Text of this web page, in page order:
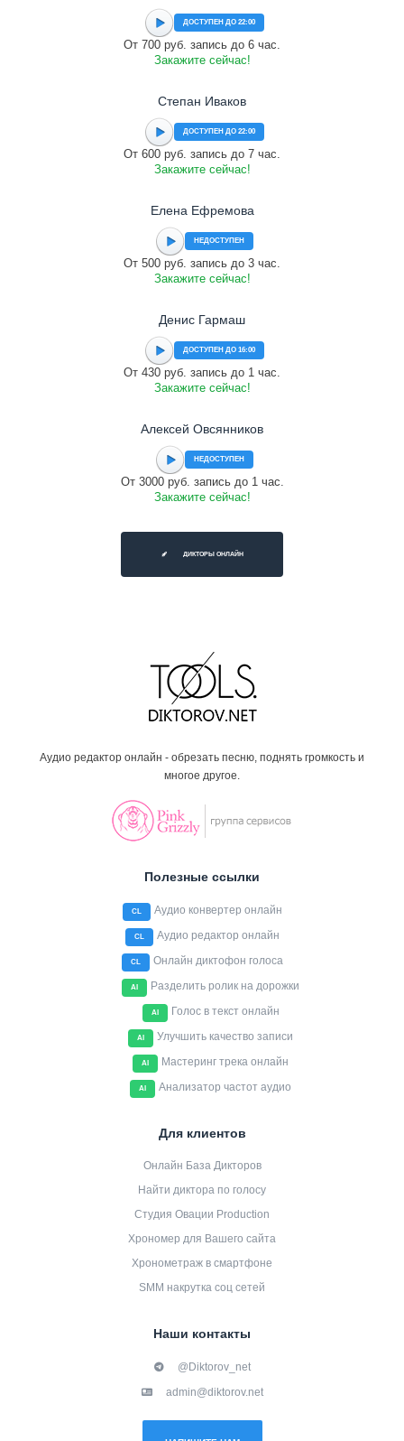
ДОСТУПЕН ДО 22:00
От 700 руб. запись до 6 час.
Закажите сейчас!
Степан Иваков
ДОСТУПЕН ДО 22:00
От 600 руб. запись до 7 час.
Закажите сейчас!
Елена Ефремова
НЕДОСТУПЕН
От 500 руб. запись до 3 час.
Закажите сейчас!
Денис Гармаш
ДОСТУПЕН ДО 16:00
От 430 руб. запись до 1 час.
Закажите сейчас!
Алексей Овсянников
НЕДОСТУПЕН
От 3000 руб. запись до 1 час.
Закажите сейчас!
ДИКТОРЫ ОНЛАЙН
Аудио редактор онлайн - обрезать песню, поднять громкость и
многое другое.
Полезные ссылки
CL Аудио конвертер онлайн
CL Аудио редактор онлайн
CL Онлайн диктофон голоса
AI Разделить ролик на дорожки
AI Голос в текст онлайн
AI Улучшить качество записи
AI Мастеринг трека онлайн
AI Анализатор частот аудио
Для клиентов
Онлайн База Дикторов
Найти диктора по голосу
Студия Овации Production
Хрономер для Вашего сайта
Хронометраж в смартфоне
SMM накрутка соц сетей
Наши контакты
@Diktorov_net
admin@diktorov.net